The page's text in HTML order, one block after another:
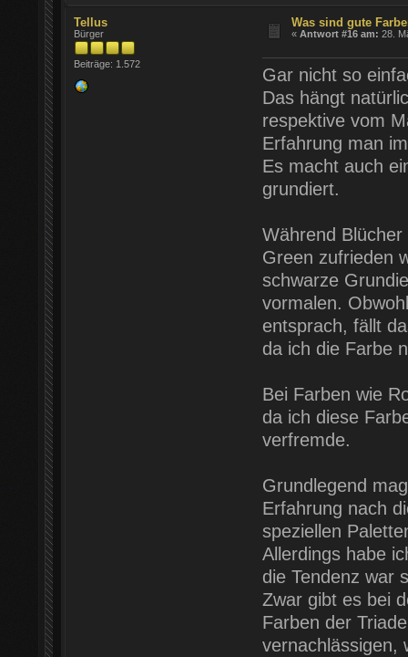
Tellus
Bürger
Beiträge: 1.572
Was sind gute
«Antwort #16 am: 28.
Gar nicht so
Das hängt
respektive vom
Erfahrung man
Es macht auch
grundiert.
Während
Green zufrieden
schwarze
vormalen.
entsprach, fällt
da ich die Farbe
Bei Farben wie
da ich diese
verfremde.
Grundlegend
Erfahrung nach
speziellen
Allerdings habe
die Tendenz war
Zwar gibt es bei
Farben der
vernachlässigen,